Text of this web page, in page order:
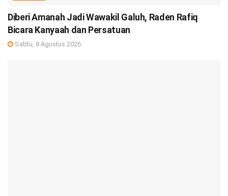
Diberi Amanah Jadi Wawakil Galuh, Raden Rafiq
Bicara Kanyaah dan Persatuan
Sabtu, 8 Agustus 2026